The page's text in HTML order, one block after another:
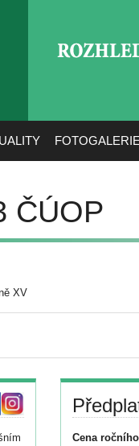
ČÚOP
XV
Cena